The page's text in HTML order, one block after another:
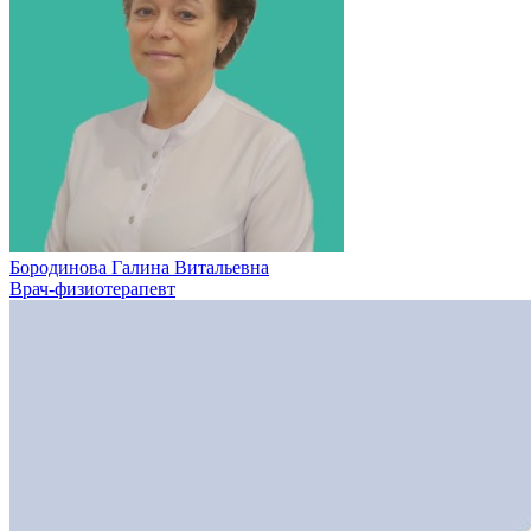
Бородинова Галина Витальевна
Врач-физиотерапевт